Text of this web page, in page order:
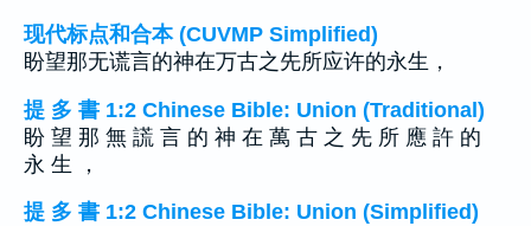
现代标点和合本 (CUVMP Simplified)
盼望那无谎言的神在万古之先所应许的永生，
提 多 書 1:2 Chinese Bible: Union (Traditional)
盼 望 那 無 謊 言 的 神 在 萬 古 之 先 所 應 許 的
永 生 ，
提 多 書 1:2 Chinese Bible: Union (Simplified)